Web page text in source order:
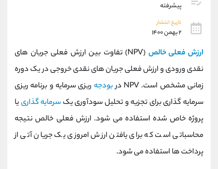
پیشرفته
تاریخ انتشار
۲ بهمن ۱۴۰۰
ارزش فعلی خالص
(NPV) تفاوت بین ارزش فعلی جریان های
نقدی ورودی و ارزش فعلی جریان های نقدی خروجی در یک دوره
زمانی مشخص است. NPV در
بودجه ریزی سرمایه و برنامه ریزی
سرمایه گذاری برای تجزیه و تحلیل سودآوری یک سرمایه گذارییا
پروژه خاص شده استفاده می شود. ارزش فعلی خالص نتیجه
محاسباتی است که برای یافتن ارزش امروزی یک جریان آتی از
پرداخت ها استفاده می شود.
داخلی
اطلاعات تماس (دفتر فروش)
تلفن 021-22021030
بدون پیش شماره 90001030
اینستاگرام @alireza.mehrabii
کانال تلگرام @alirezamehrabi_com